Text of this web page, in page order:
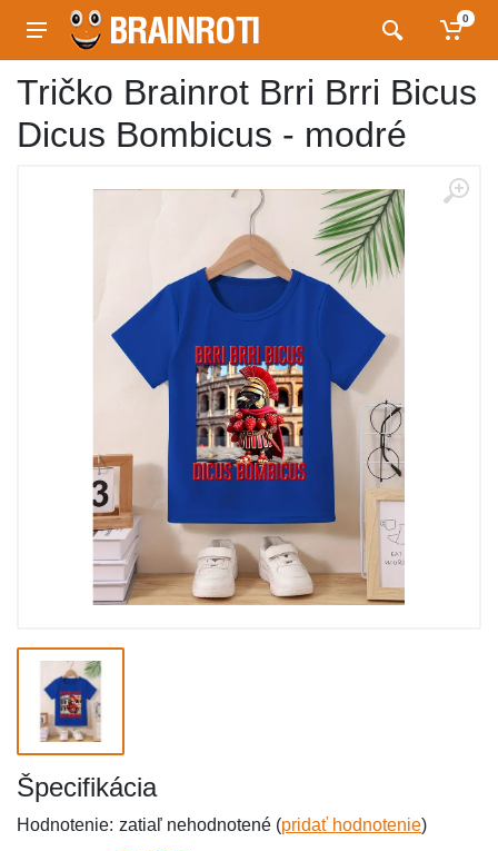
0
Tričko Brainrot Brri Brri Bicus
Dicus Bombicus - modré
Špecifikácia
Hodnotenie: zatiaľ nehodnotené (pridať hodnotenie)